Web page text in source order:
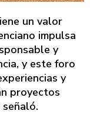
un valor
impulsa
y
y este foro
y
proyectos